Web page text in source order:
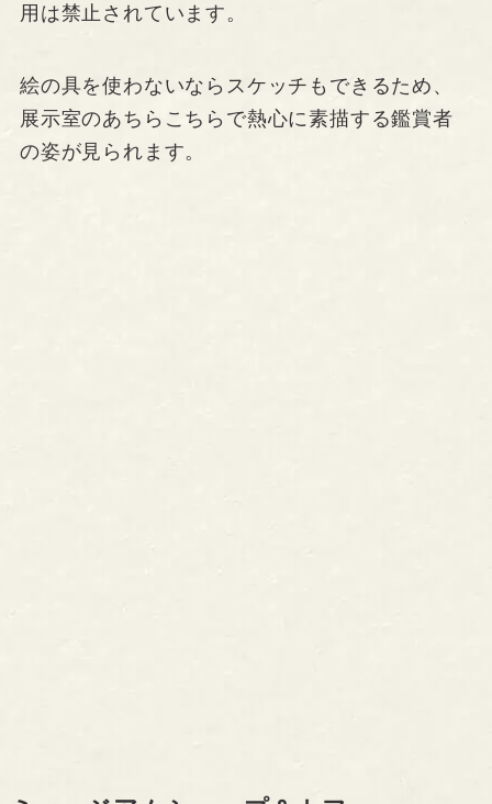
用は禁止されています。
絵の具を使わないならスケッチもできるため、
展示室のあちらこちらで熱心に素描する鑑賞者
の姿が見られます。